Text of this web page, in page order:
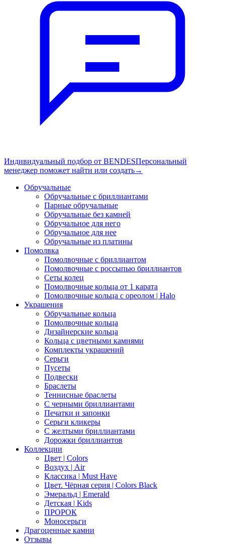
Индивидуальный подбор от BENDESПерсональный
менеджер поможет найти или создать→
Обручальные
Обручальные с бриллиантами
Парные обручальные
Обручальные без камней
Обручальное для него
Обручальное для нее
Обручальные из платины
Помолвка
Помолвочные с бриллиантом
Помолвочные с россыпью бриллиантов
Сеты колец
Помолвочные кольца от 1 карата
Помолвочные кольца с ореолом | Halo
Украшения
Обручальные кольца
Помолвочные кольца
Дизайнерские кольца
Кольца с цветными камнями
Комплекты украшений
Серьги
Пусеты
Подвески
Браслеты
Теннисные браслеты
C черными бриллиантами
Печатки и запонки
Серьги кликеры
С желтыми бриллиантами
Дорожки бриллиантов
Коллекции
Цвет | Colors
Воздух | Air
Классика | Must Have
Цвет. Чёрная серия | Colors Black
Эмеральд | Emerald
Детская | Kids
ПРОРОК
Моносерьги
Драгоценные камни
Отзывы